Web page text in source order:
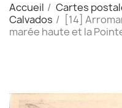
Accueil Cartes
Calvados
[14]
marée haute et la